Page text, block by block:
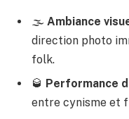
🌫️ Ambiance
direction photo
folk.
🥃 Performance
entre cynisme et